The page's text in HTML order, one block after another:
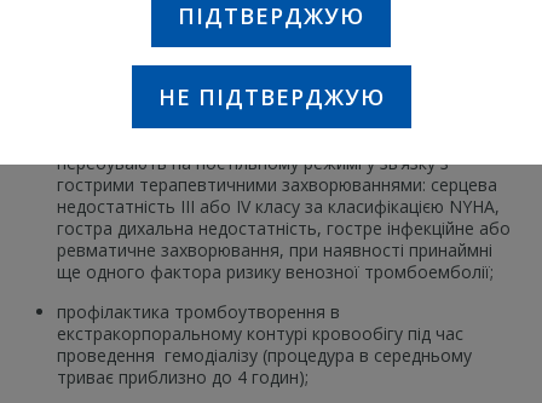
ПОКАЗАННЯ ДО ЗАСТОСУВАННЯ:
високим тромбогенним ризиком;
перебувають на постільному режимі у зв’язку з
гострими терапевтичними захворюваннями: серцева
недостатність ІІІ або ІV класу за класифікацією NYHA,
гостра дихальна недостатність, гостре інфекційне або
ревматичне захворювання, при наявності принаймні
ще одного фактора ризику венозної тромбоемболії;
профілактика тромбоутворення в
екстракорпоральному контурі кровообігу під час
проведення гемодіалізу (процедура в середньому
триває приблизно до 4 годин);
ПІДТВЕРДЖУЮ
НЕ ПІДТВЕРДЖУЮ